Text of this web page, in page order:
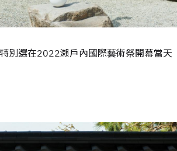
別選在2022瀨戶內國際藝術祭開幕當天